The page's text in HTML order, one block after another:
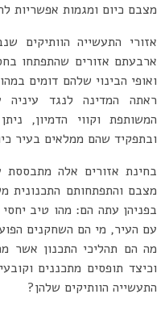
מצבם כיום ומגמות אפשריות
אזורי התעשייה הוותיקים
ארבעתם אזורים שהתפתחו
ואופי הבינוי שלהם דומים
ראתה המדינה לנגד
המשותפת וקווי הדמיון,
ובתפקיד שהם ממלאים בעיר
בחינת אזורים אלה מתבססת
מצבם והתפתחותם התכנונית
בפניהן עתה הם: מהו טיב יחסי
עם העיר, מי הם השחקנים
מה הם תהליכי התכנון אשר
וכיצד תופסים מתכננים
התעשייה הוותיקים שלהן?